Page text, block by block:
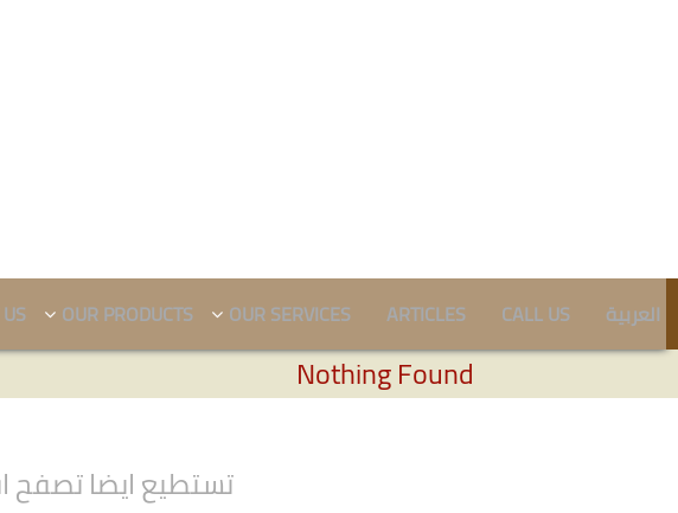
OUR PRODUCTS OUR SERVICES ARTICLES CALL US العربية
Nothing Found
تستطيع ايضا تصفح